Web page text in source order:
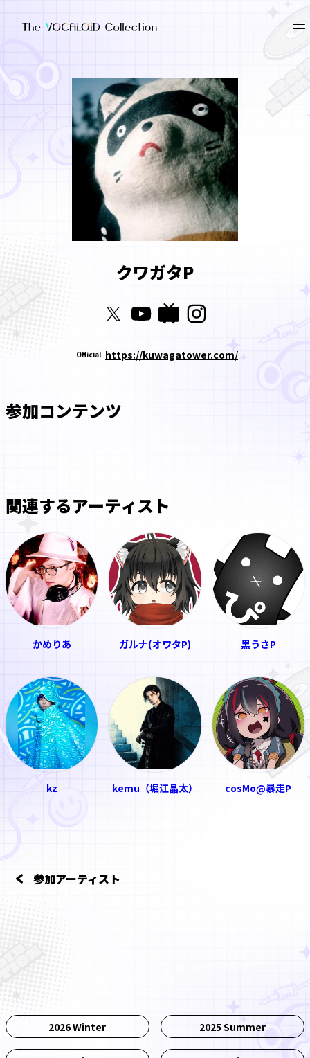
クワガタP
Official https://kuwagatower.com/
参加コンテンツ
関連するアーティスト
かめりあ ガルナ(オワタP) 黒うさP
kz kemu（堀江晶太） cosMo@暴走P
参加アーティスト
2026 Winter 2025 Summer